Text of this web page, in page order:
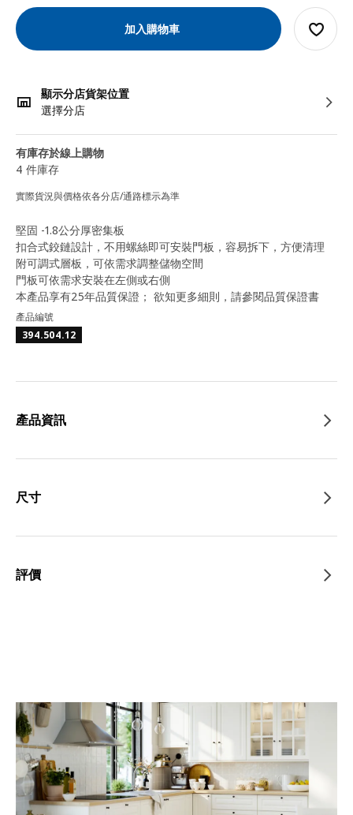
加入購物車
顯示分店貨架位置
選擇分店
有庫存於線上購物
4 件庫存
實際貨況與價格依各分店/通路標示為準
堅固 -1.8公分厚密集板
扣合式鉸鏈設計，不用螺絲即可安裝門板，容易拆下，方便清理
附可調式層板，可依需求調整儲物空間
門板可依需求安裝在左側或右側
本產品享有25年品質保證； 欲知更多細則，請參閱品質保證書
產品編號
394.504.12
產品資訊
尺寸
評價